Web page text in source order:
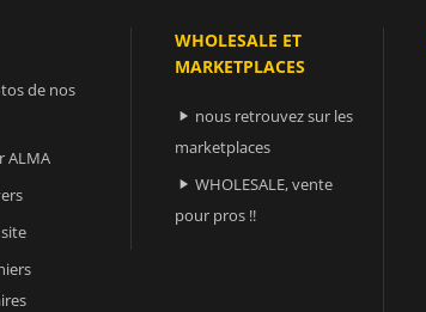
de nos
ALMA
WHOLESALE ET
MARKETPLACES
 nous retrouvez sur les
marketplaces
 WHOLESALE, vente
pour pros !!